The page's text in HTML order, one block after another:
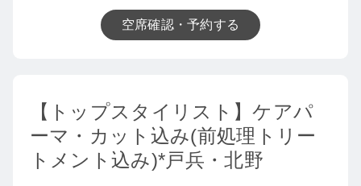
空席確認・予約する
【トップスタイリスト】ケアパ
ーマ・カット込み(前処理トリー
トメント込み)*戸兵・北野